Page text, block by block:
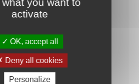
de Papeete intègrent le
𝒅𝒆 𝑷𝒂𝒑𝒆𝒆𝒕𝒆 𝒂𝒖𝒙 𝒄𝒐̂𝒕𝒆́𝒔 𝒅𝒖
𝒆𝒏 𝒓𝒆𝒏𝒇𝒐𝒓𝒕 𝒅𝒆𝒔 𝒆́𝒒𝒖𝒊𝒑𝒆𝒔
activate
OK, accept all
Deny all cookies
Personalize